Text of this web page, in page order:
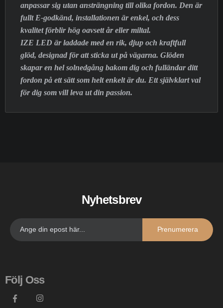
anpassar sig utan ansträngning till olika fordon. Den är
fullt E-godkänd, installationen är enkel, och dess
kvalitet förblir hög oavsett år eller miltal.
IZE LED är laddade med en rik, djup och kraftfull
glöd, designad för att sticka ut på vägarna. Glöden
skapar en hel solnedgång bakom dig och fulländar ditt
fordon på ett sätt som helt enkelt är du. Ett självklart val
för dig som vill leva ut din passion.
Nyhetsbrev
Prenumerera
Följ Oss